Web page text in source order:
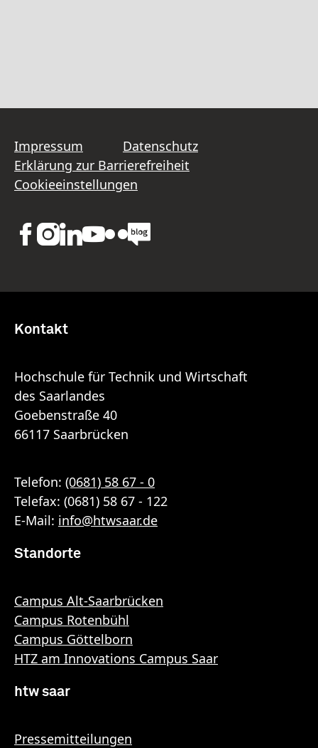
Impressum
Datenschutz
Erklärung zur Barrierefreiheit
Cookieeinstellungen
Kontakt
Hochschule für Technik und Wirtschaft
des Saarlandes
Goebenstraße 40
66117 Saarbrücken
Telefon: (0681) 58 67 - 0
Telefax: (0681) 58 67 - 122
E-Mail: info@htwsaar.de
Standorte
Campus Alt-Saarbrücken
Campus Rotenbühl
Campus Göttelborn
HTZ am Innovations Campus Saar
htw saar
Pressemitteilungen